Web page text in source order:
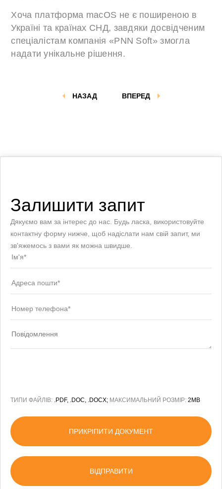
Хоча платформа macOS не є поширеною в
Україні та країнах СНД, завдяки досвідченим
спеціалістам компанія «PNN Soft» змогла
надати унікальне рішення.
ВПЕРЕД
НАЗАД
Залишити запит
Дякуємо вам за інтерес до нас. Будь ласка, використовуйте
контактну форму нижче, щоб надіслати нам свій запит, ми
зв'яжемось з вами як можна швидше.
ТИПИ ФАЙЛІВ: .PDF, .DOC, .DOCX; МАКСИМАЛЬНИЙ РОЗМІР: 2MB
ПРИКРІПИТИ ДОКУМЕНТ